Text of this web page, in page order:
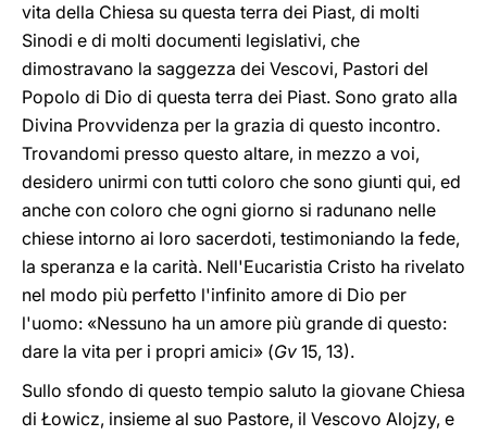
vita della Chiesa su questa terra dei Piast, di molti
Sinodi e di molti documenti legislativi, che
dimostravano la saggezza dei Vescovi, Pastori del
Popolo di Dio di questa terra dei Piast. Sono grato alla
Divina Provvidenza per la grazia di questo incontro.
Trovandomi presso questo altare, in mezzo a voi,
desidero unirmi con tutti coloro che sono giunti qui, ed
anche con coloro che ogni giorno si radunano nelle
chiese intorno ai loro sacerdoti, testimoniando la fede,
la speranza e la carità. Nell'Eucaristia Cristo ha rivelato
nel modo più perfetto l'infinito amore di Dio per
l'uomo: «Nessuno ha un amore più grande di questo:
dare la vita per i propri amici» (Gv 15, 13).
Sullo sfondo di questo tempio saluto la giovane Chiesa
di Łowicz, insieme al suo Pastore, il Vescovo Alojzy, e